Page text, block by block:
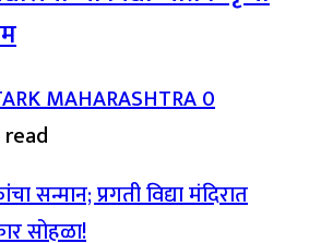
MAHARASHTRA0